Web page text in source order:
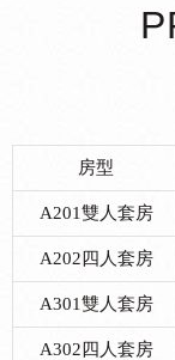
房型
A201雙人套房
A202四人套房
A301雙人套房
A302四人套房